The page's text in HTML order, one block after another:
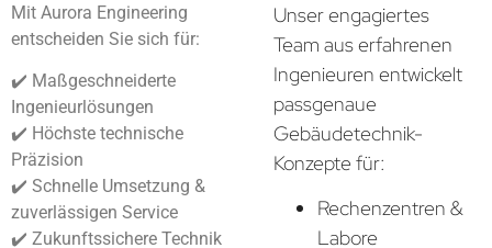
Mit Aurora Engineering
entscheiden Sie sich für:
✔️ Maßgeschneiderte
Ingenieurlösungen
✔️ Höchste technische
Präzision
✔️ Schnelle Umsetzung &
zuverlässigen Service
✔️ Zukunftssichere Technik
Unser engagiertes
Team aus erfahrenen
Ingenieuren entwickelt
passgenaue
Gebäudetechnik-
Konzepte für:
Rechenzentren &
Labore